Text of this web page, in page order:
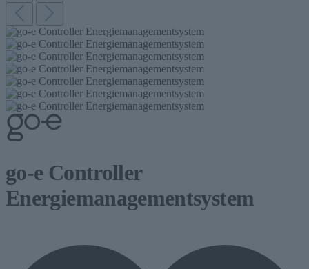
go-e Controller
Energiemanagementsystem